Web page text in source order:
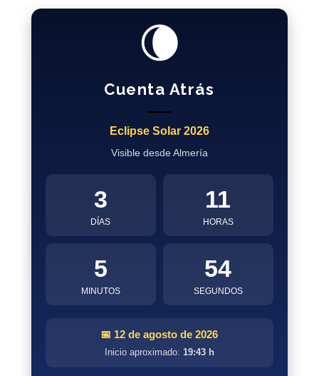
🌘
Cuenta Atrás
Eclipse Solar 2026
Visible desde Almería
3
DÍAS
11
HORAS
5
MINUTOS
54
SEGUNDOS
📅 12 de agosto de 2026
Inicio aproximado: 19:43 h